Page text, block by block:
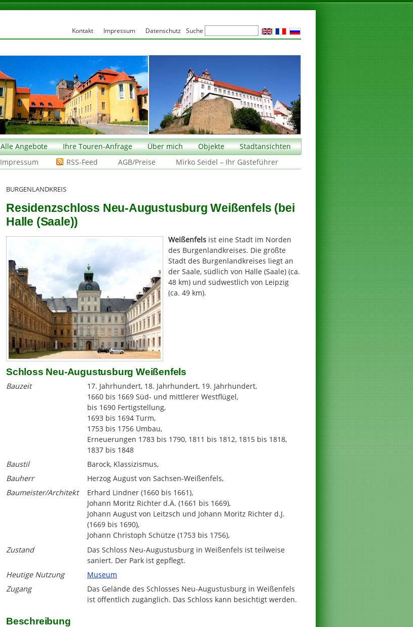
Alle Angebote Ihre Touren-Anfrage Über mich Objekte
Stadtansichten
Impressum RSS-Feed AGB/Preise Mirko Seidel – Ihr Gästeführer
BURGENLANDKREIS
Residenzschloss Neu-Augustusburg Weißenfels (bei
Halle (Saale))
Weißenfels ist eine Stadt im Norden
des Burgenlandkreises. Die größte
Stadt des Burgenlandkreises liegt an
der Saale, südlich von Halle (Saale) (ca.
48 km) und südwestlich von Leipzig
(ca. 49 km).
Schloss Neu-Augustusburg Weißenfels
Bauzeit
17. Jahrhundert, 18. Jahrhundert, 19. Jahrhundert,
1660 bis 1669 Süd- und mittlerer Westflügel,
bis 1690 Fertigstellung,
1693 bis 1694 Turm,
1753 bis 1756 Umbau,
Erneuerungen 1783 bis 1790, 1811 bis 1812, 1815 bis 1818,
1837 bis 1848
Baustil
Barock, Klassizismus,
Bauherr
Herzog August von Sachsen-Weißenfels,
Baumeister/Architekt
Erhard Lindner (1660 bis 1661),
Johann Moritz Richter d.Ä. (1661 bis 1669),
Johann August von Leitzsch und Johann Moritz Richter d.J.
(1669 bis 1690),
Johann Christoph Schütze (1753 bis 1756),
Zustand
Das Schloss Neu-Augustusburg in Weißenfels ist teilweise
saniert. Der Park ist gepflegt.
Heutige Nutzung
Museum
Zugang
Das Gelände des Schlosses Neu-Augustusburg in Weißenfels
ist öffentlich zugänglich. Das Schloss kann besichtigt werden.
Beschreibung
Kontakt Impressum Datenschutz Suche